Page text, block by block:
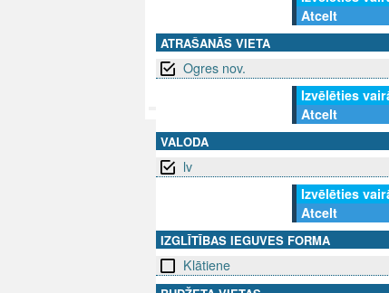
Atcelt
ATRAŠANĀS VIETA
Ogres nov.
Izvēlēties
Atcelt
VALODA
lv
Izvēlēties
Atcelt
IZGLĪTĪBAS IEGUVES FORMA
Klātiene
©